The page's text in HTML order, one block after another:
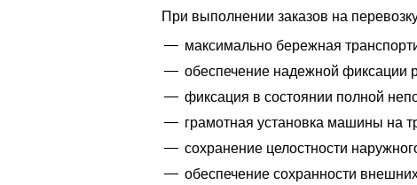
При выполнении заказов на
максимально бережная
обеспечение надежной фиксации
фиксация в состоянии полной
грамотная установка машины на
сохранение целостности
обеспечение сохранности